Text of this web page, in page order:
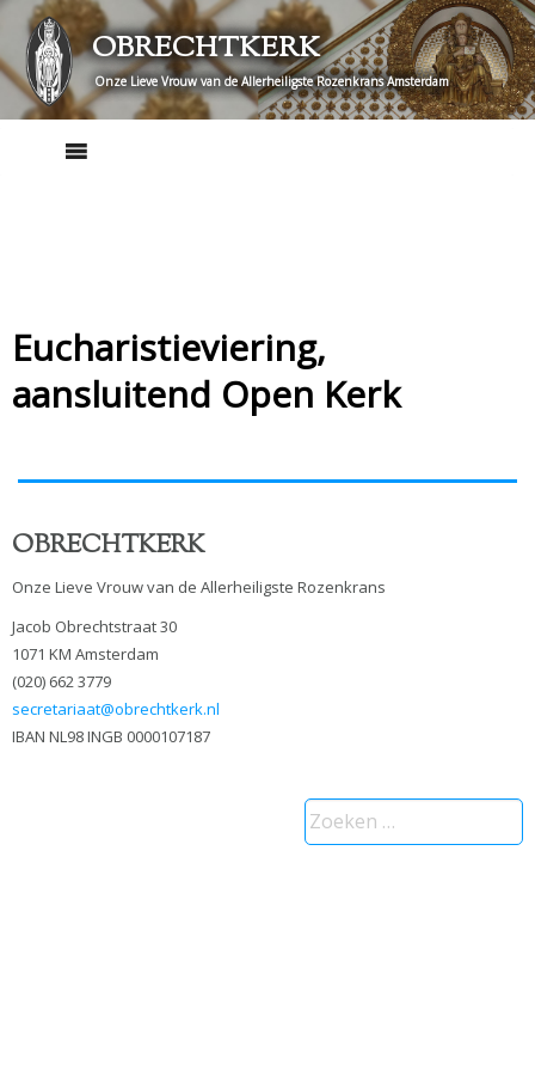
Skip
content
OBRECHTKERK
Onze Lieve Vrouw van de Allerheiligste Rozenkrans Amsterdam
Eucharistieviering,
aansluitend Open Kerk
OBRECHTKERK
Onze Lieve Vrouw van de Allerheiligste Rozenkrans
Jacob Obrechtstraat 30
1071 KM Amsterdam
(020) 662 3779
secretariaat@obrechtkerk.nl
IBAN NL98 INGB 0000107187
Zoeken
naar: